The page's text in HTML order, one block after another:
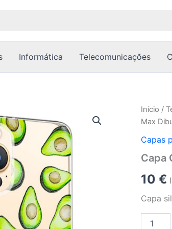
Informática Telecomunicações
Início /
Max
Capas
Capa
10€
Capa
de
COOL
iPhone
Pro
Dibujos